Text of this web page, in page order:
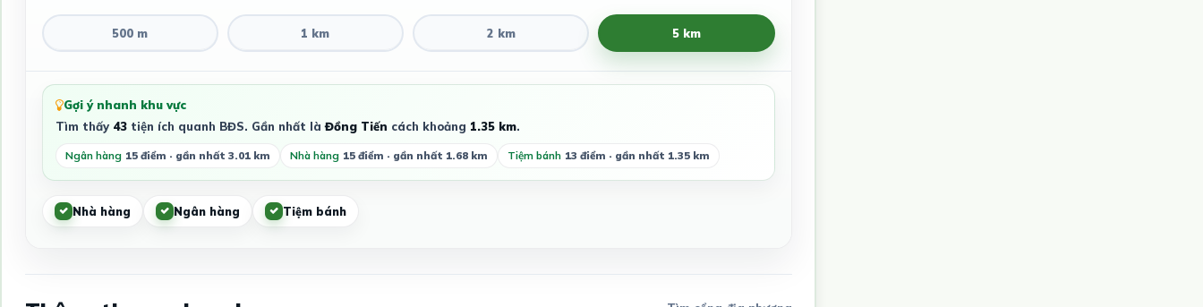
500 m 1 km 2 km 5 km
Gợi ý nhanh khu vực
Tìm thấy 43tiện ích quanh BĐS. Gần nhất làĐồng Tiến cách khoảng 1.35 km.
Ngân hàng 15 điểm · gần nhất 3.01 km Nhà hàng 15 điểm · gần nhất 1.68 km Tiệm bánh 13 điểm · gần nhất 1.35 km
Nhà hàng Ngân hàng Tiệm bánh